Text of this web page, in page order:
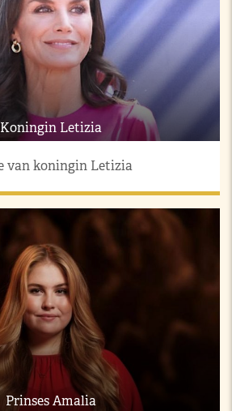
Koningin Letizia
van koningin Letizia
Prinses Amalia